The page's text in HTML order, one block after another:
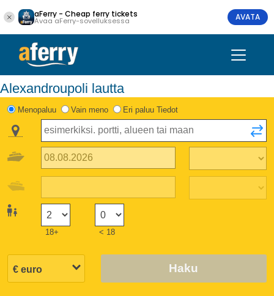
aFerry - Cheap ferry tickets
Avaa aFerry-sovelluksessa AVATA
Alexandroupoli lautta
Menopaluu Vain meno Eri paluu Tiedot
18+ < 18
Haku